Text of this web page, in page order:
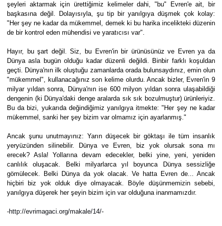
şeyleri aktarmak için ürettiğimiz kelimeler dahi, "bu" Evren'e ait, bir
başkasına değil. Dolayısıyla, şu tip bir yanılgıya düşmek çok kolay:
"Her şey ne kadar da mükemmel, demek ki bu harika incelikteki düzenin
de bir kontrol eden mühendisi ve yaratıcısı var".
Hayır, bu şart değil. Siz, bu Evren'in bir ürünüsünüz ve Evren ya da
Dünya asla bugün olduğu kadar düzenli değildi. Binbir farklı koşuldan
geçti. Dünya'nın ilk oluştuğu zamanlarda orada bulunsaydınız, emin olun
"mükemmel", kullanacağınız son kelime olurdu. Ancak bizler, Evren'in 9
milyar yıldan sonra, Dünya'nın ise 600 milyon yıldan sonra ulaşabildiği
dengenin (ki Dünya'daki denge aralarda sık sık bozulmuştur) ürünleriyiz.
Bu da bizi, yukarıda değindiğimiz yanılgıya itmekte: "Her şey ne kadar
mükemmel, sanki her şey bizim var olmamız için ayarlanmış."
Ancak şunu unutmayınız: Yarın düşecek bir göktaşı ile tüm insanlık
yeryüzünden silinebilir. Dünya ve Evren, biz yok olursak sona mı
erecek? Asla! Yollarına devam edecekler, belki yine, yeni, yeniden
canlılık oluşacak. Belki milyarlarca yıl boyunca Dünya sessizliğe
gömülecek. Belki Dünya da yok olacak. Ve hatta Evren de... Ancak
hiçbiri biz yok olduk diye olmayacak. Böyle düşünmemizin sebebi,
yanılgıya düşerek her şeyin bizim için var olduğuna inanmamızdır.
-http://evrimagaci.org/makale/14/-